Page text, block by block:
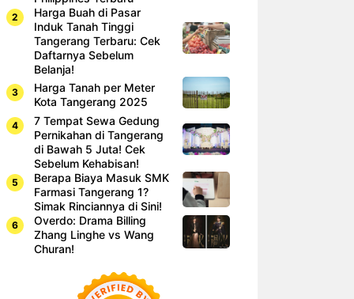
Harga Buah di Pasar
Induk Tanah Tinggi
Tangerang Terbaru: Cek
Daftarnya Sebelum
Belanja!
Harga Tanah per Meter
Kota Tangerang 2025
7 Tempat Sewa Gedung
Pernikahan di Tangerang
di Bawah 5 Juta! Cek
Sebelum Kehabisan!
Berapa Biaya Masuk SMK
Farmasi Tangerang 1?
Simak Rinciannya di Sini!
Overdo: Drama Billing
Zhang Linghe vs Wang
Churan!